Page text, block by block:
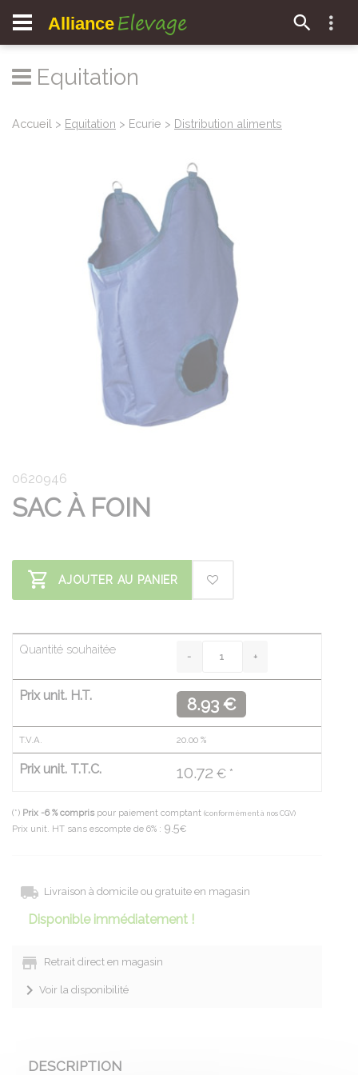
Alliance Elevage
Equitation
Accueil > Equitation > Ecurie > Distribution aliments
0620946
SAC À FOIN
AJOUTER AU PANIER
Quantité souhaitée
Prix unit. H.T. 8.93 €
T.V.A. 20.00 %
Prix unit. T.T.C. 10.72 € *
(*) Prix -6 % compris pour paiement comptant (conformément à nos CGV)
Prix unit. HT sans escompte de 6% : 9.5€
Livraison à domicile ou gratuite en magasin
Disponible immédiatement !
Retrait direct en magasin
Voir la disponibilité
DESCRIPTION